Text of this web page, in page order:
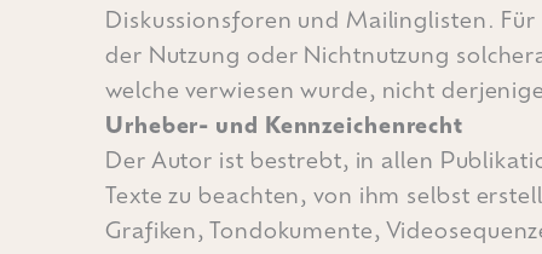
Diskussionsforen und Mailinglisten.
der Nutzung oder Nichtnutzung
welche verwiesen wurde, nicht
Urheber- und Kennzeichenrecht
Der Autor ist bestrebt, in allen
Texte zu beachten, von ihm selbst
Grafiken, Tondokumente,